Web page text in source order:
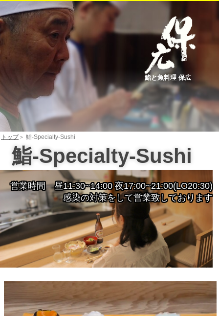
鮨と魚料理 保広
トップ＞ 鮨-Specialty-Sushi
鮨-Specialty-Sushi
営業時間 昼11:30~14:00 夜17:00~21:00(LO20:30)
感染の対策をして営業致しております